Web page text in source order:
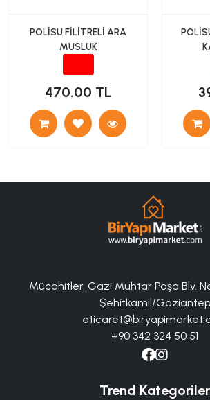
POLİSU FİLİTRELİ ARA
MUSLUK
470.00 TL
Mücahitler, Gazi Muhtar Paşa Blv.
Şehitkamil/Gaziantep
+90 342 324 50 51
Trend Kategoriler